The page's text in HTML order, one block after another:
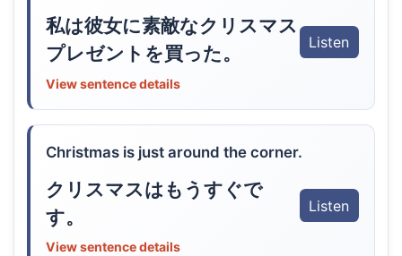
私は彼女に素敵なクリスマス
プレゼントを買った。
Listen
View sentence details
Christmas is just around the corner.
クリスマスはもうすぐで
す。
Listen
View sentence details